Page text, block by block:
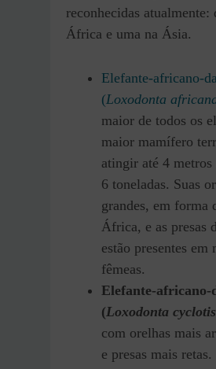
reconhecidas atualmente:
África e uma na Ásia.
Elefante-africano-
(Loxodonta
maior de todos os
maior mamífero
atingir até 4 metros
6 toneladas. Suas
grandes, em forma
África, e as presas
estão presentes em
fêmeas.
Elefante-africano-
(Loxodonta cyclotis
com orelhas mais
e presas mais